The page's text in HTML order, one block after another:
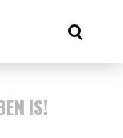
IS!